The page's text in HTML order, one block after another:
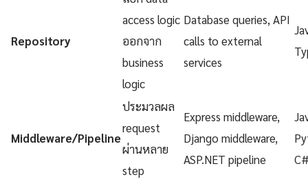
Repository
access logic
ออกจาก
business
logic
Database queries, API
calls to external
services
Middleware/Pipeline
ประมวลผล
request
ผ่านหลาย
step
Express middleware,
Django middleware,
ASP.NET pipeline